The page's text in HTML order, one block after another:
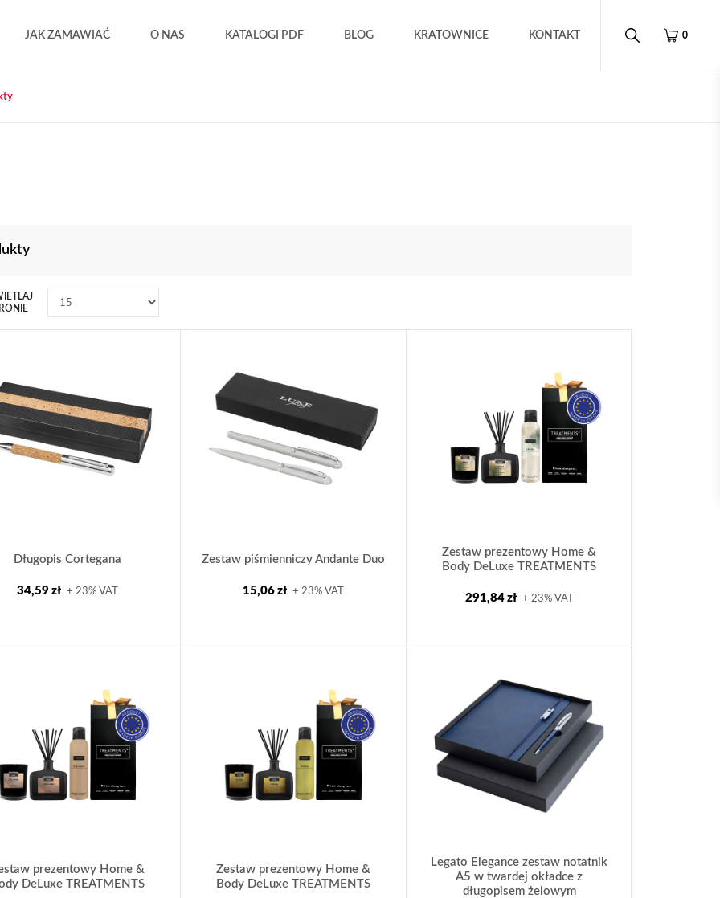
JAK ZAMAWIAĆ O NAS KATALOGI PDF BLOG KRATOWNICE KONTAKT 0
Długopis Cortegana
34,59 zł + 23% VAT
Zestaw piśmienniczy Andante Duo
15,06 zł + 23% VAT
Zestaw prezentowy Home &
Body DeLuxe TREATMENTS
291,84 zł + 23% VAT
prezentowy Home &
DeLuxe TREATMENTS
Zestaw prezentowy Home &
Body DeLuxe TREATMENTS
Legato Elegance zestaw notatnik
A5 w twardej okładce z
długopisem żelowym